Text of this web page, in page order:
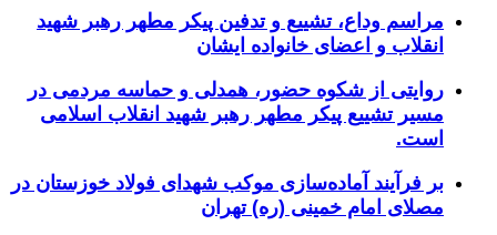
مراسم وداع، تشییع و تدفین پیکر مطهر رهبر شهید
انقلاب و اعضای خانواده ایشان
روایتی از شکوه حضور، همدلی و حماسه مردمی در
مسیر تشییع پیکر مطهر رهبر شهید انقلاب اسلامی
است.
بر فرآیند آماده‌سازی موکب شهدای فولاد خوزستان در
مصلای امام خمینی (ره) تهران